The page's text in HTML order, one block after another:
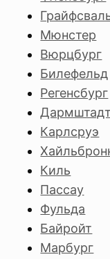
Мюнстер
Вюрцбург
Билефельд
Регенсбург
Дармштадт
Карлсруэ
Киль
Пассау
Фульда
Байройт
Марбург